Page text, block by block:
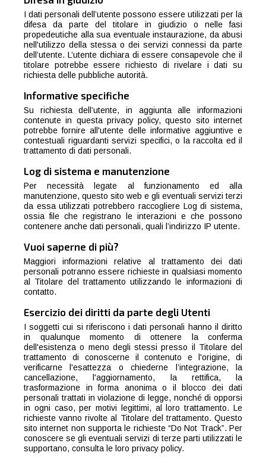
I dati personali dell’utente possono essere utilizzati per la
difesa da parte del titolare in giudizio o nelle fasi
propedeutiche alla sua eventuale instaurazione, da abusi
nell'utilizzo della stessa o dei servizi connessi da parte
dell’utente. L’utente dichiara di essere consapevole che il
titolare potrebbe essere richiesto di rivelare i dati su
richiesta delle pubbliche autorità.
Informative specifiche
Su richiesta dell’utente, in aggiunta alle informazioni
contenute in questa privacy policy, questo sito internet
potrebbe fornire all'utente delle informative aggiuntive e
contestuali riguardanti servizi specifici, o la raccolta ed il
trattamento di dati personali.
Log di sistema e manutenzione
Per necessità legate al funzionamento ed alla
manutenzione, questo sito web e gli eventuali servizi terzi
da essa utilizzati potrebbero raccogliere Log di sistema,
ossia file che registrano le interazioni e che possono
contenere anche dati personali, quali l’indirizzo IP utente.
Vuoi saperne di più?
Maggiori informazioni relative al trattamento dei dati
personali potranno essere richieste in qualsiasi momento
al Titolare del trattamento utilizzando le informazioni di
contatto.
Esercizio dei diritti da parte degli Utenti
I soggetti cui si riferiscono i dati personali hanno il diritto
in qualunque momento di ottenere la conferma
dell'esistenza o meno degli stessi presso il Titolare del
trattamento di conoscerne il contenuto e l'origine, di
verificarne l'esattezza o chiederne l’integrazione, la
cancellazione, l'aggiornamento, la rettifica, la
trasformazione in forma anonima o il blocco dei dati
personali trattati in violazione di legge, nonché di opporsi
in ogni caso, per motivi legittimi, al loro trattamento. Le
richieste vanno rivolte al Titolare del trattamento. Questo
sito internet non supporta le richieste “Do Not Track”. Per
conoscere se gli eventuali servizi di terze parti utilizzati le
supportano, consulta le loro privacy policy.